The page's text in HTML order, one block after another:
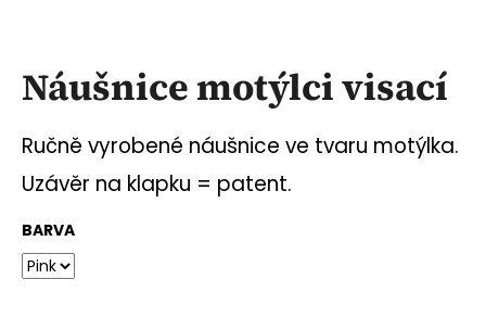
Náušnice motýlci visací
Ručně vyrobené náušnice ve tvaru motýlka.
Uzávěr na klapku = patent.
BARVA
í
t
?